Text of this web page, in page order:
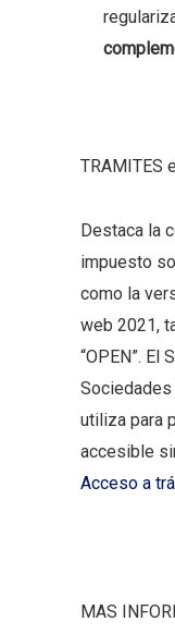
TRAMITES
Destaca la
impuesto
como la
web 2021,
“OPEN”. El
utiliza para
accesible
Acceso a
MAS